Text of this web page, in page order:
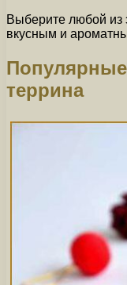
Выберите любой из
вкусным и
террина